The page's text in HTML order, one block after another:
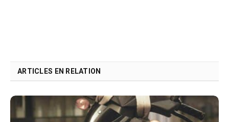
ARTICLES EN RELATION